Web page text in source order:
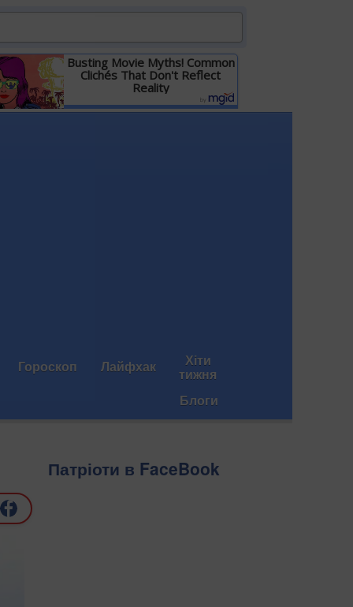
Busting Movie Myths! Common
Clichés That Don't Reflect
Reality
Детальніше
Гороскоп Лайфхак Хіти
тижня
Блоги
Патріоти в FaceBook